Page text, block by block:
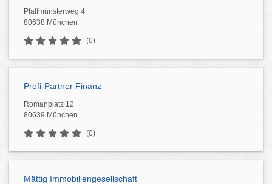
Pfaffmünsterweg 4
80638 München
(0)
Profi-Partner Finanz-
Romanplatz 12
80639 München
(0)
Mättig Immobiliengesellschaft